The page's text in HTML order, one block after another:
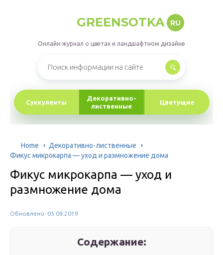
GREENSOTKA RU
Онлайн-журнал о цветах и ландшафтном дизайне
Суккуленты
Декоративно-
лиственные
Цветущие
Home
Декоративно-лиственные
Фикус микрокарпа — уход и размножение дома
Фикус микрокарпа — уход и
размножение дома
Обновлено: 05.09.2019
Содержание: